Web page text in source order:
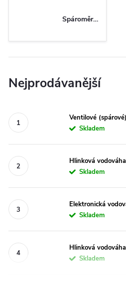
Spároměrky
Nejprodávanější
Ventilové
Skladem
Hlinková
Skladem
Elektronická
Skladem
Hlinková
Skladem